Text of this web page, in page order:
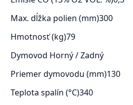
Max. dĺžka polien (mm)300
Hmotnosť (kg)79
Dymovod Horný / Zadný
Priemer dymovodu (mm)130
Teplota spalín (°C)340